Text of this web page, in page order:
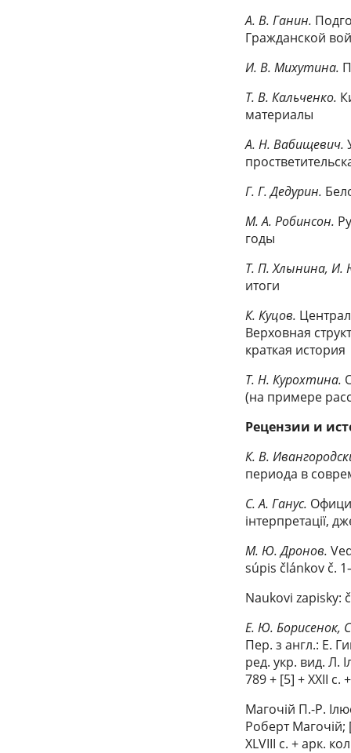
А. В. Ганин.
Гражданской
И. В. Михутина.
Т. В. Кальченко.
материалы
А. Н. Вабищевич.
Г. Г. Дедурин.
М. А. Робинсон.
годы
Т. П. Хлынина, И.
итоги
К. Куцов.
Верховная
краткая история
Т. Н. Курохтина.
(на примере
Рецензии и
К. В.
периода в
С. А. Ганус.
iнтерпретацiï,
М. Ю. Дронов.
súpis článkov č.
Naukovi zapisky:
Е. Ю. Борисенок,
Пер. з англ.: Е.
ред. укр. вид. Л.
789 + [5] + XXII с.
Магочiй П.-Р.
Роберт Магочiй;
XLVIII с. + арк.